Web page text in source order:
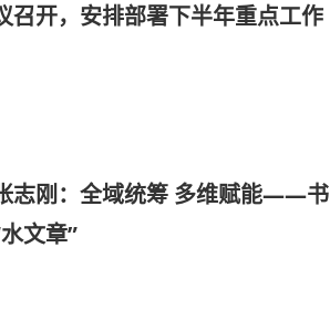
召开，安排部署下半年重点工作
志刚：全域统筹 多维赋能——书
文章”